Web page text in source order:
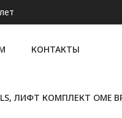
КОНТАКТЫ
ЛИФТ КОМПЛЕКТ OME